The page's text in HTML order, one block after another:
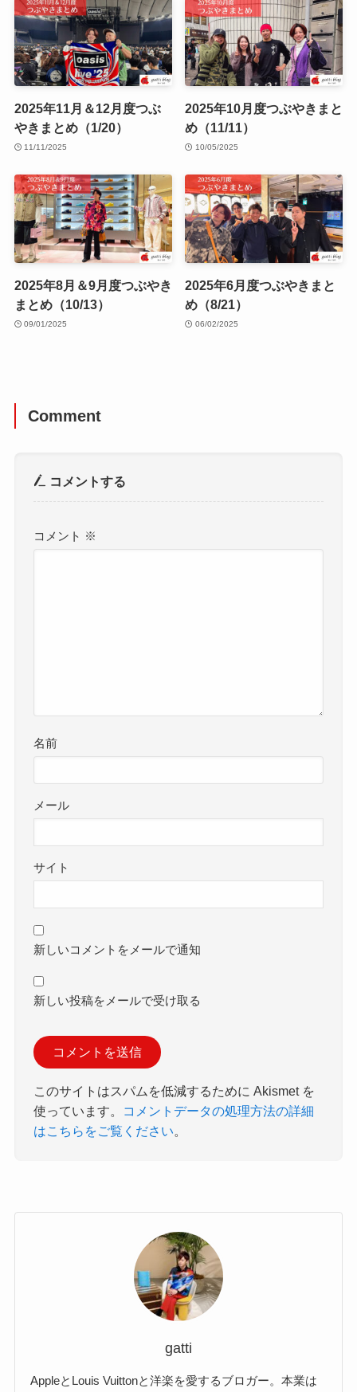
2025年11月＆12月度つぶ
やきまとめ（1/20）
11/11/2025
2025年10月度つぶやきまと
め（11/11）
10/05/2025
2025年8月＆9月度つぶやき
まとめ（10/13）
09/01/2025
2025年6月度つぶやきまと
め（8/21）
06/02/2025
Comment
コメントする
コメント ※
名前
メール
サイト
新しいコメントをメールで通知
新しい投稿をメールで受け取る
このサイトはスパムを低減するために Akismet を
使っています。
コメントデータの処理方法の詳細
はこちらをご覧ください。
gatti
AppleとLouis Vuittonと洋楽を愛するブロガー。本業は